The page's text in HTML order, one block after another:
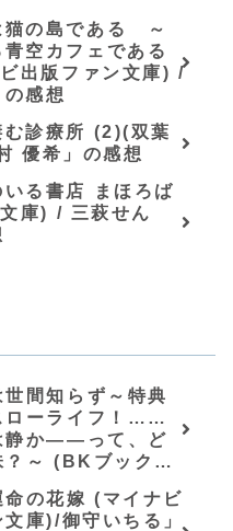
猫の島である ～
空カフェである
出版ファン文庫) /
感想
む診療所 (2)(双葉
優希」の感想
いる書店 まほろば
庫) / 三萩せん
世間知らず～特典
ローライフ！……
静か――って、ど
？～ (BKブック
命の花嫁 (マイナビ
庫)/御守いちる」